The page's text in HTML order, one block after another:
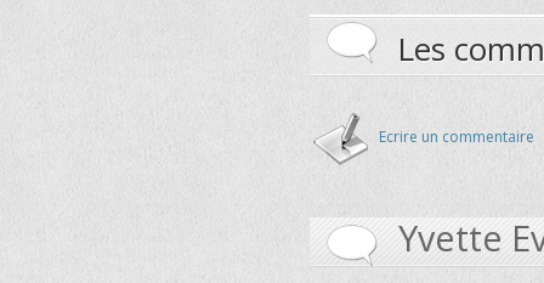
Les
Ecrire un commentaire
Yvette